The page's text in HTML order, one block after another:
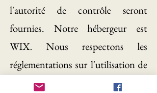
l'autorité de contrôle seront
fournies. Notre hébergeur est
WIX. Nous respectons les
réglementations sur l'utilisation de
données personnelles et de cookies.